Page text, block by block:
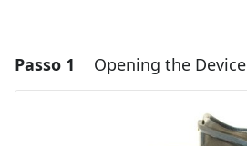
Passo 1 Opening the Device